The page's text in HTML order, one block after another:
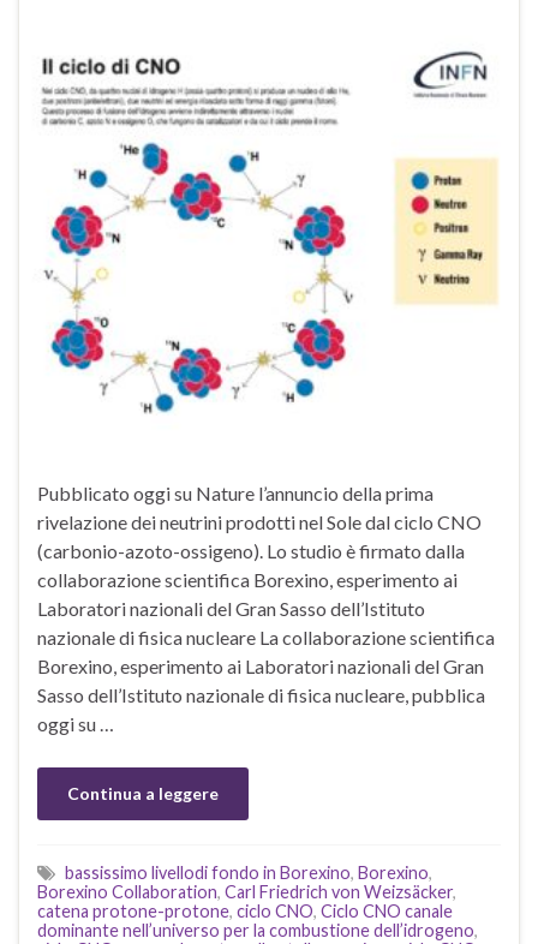
Pubblicato oggi su Nature l’annuncio della prima
rivelazione dei neutrini prodotti nel Sole dal ciclo CNO
(carbonio-azoto-ossigeno). Lo studio è firmato dalla
collaborazione scientifica Borexino, esperimento ai
Laboratori nazionali del Gran Sasso dell’Istituto
nazionale di fisica nucleare La collaborazione scientifica
Borexino, esperimento ai Laboratori nazionali del Gran
Sasso dell’Istituto nazionale di fisica nucleare, pubblica
oggi su …
Continua a leggere
bassissimo livellodi fondo in Borexino, Borexino,
Borexino Collaboration, Carl Friedrich von Weizsäcker,
catena protone-protone, ciclo CNO, Ciclo CNO canale
dominante nell’universo per la combustione dell’idrogeno,